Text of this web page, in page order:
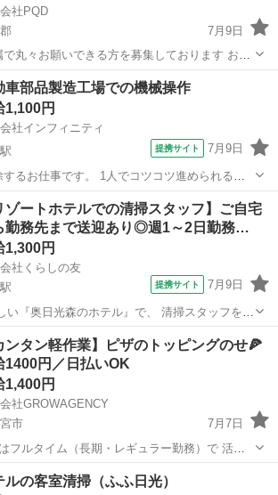
社PQD
7月9日
丸々お願いできる方を募集しております お客
部屋に入り、ホテルの客室清掃と同じように
ッドメイク、水回りの清掃補充、掃除機がけな
次に宿...
清掃 スタッフ
車部品製造工場での機械操作
1,100円
社インフィニティ
提携サイト 7月9日
るお仕事です。 1人でコツコツ進められる環
方にオススメ◎ 「今日はこの場所」
ように エリアごとに分けて清掃を行うため、
掃する...
高久駅
ゾートホテルでの清掃スタッフ】ご自宅
勤務先まで送迎あり◎週1～2日勤務…
1,300円
社くらしの友
提携サイト 7月9日
い『奥日光森のホテル』で、 清掃スタッフを募
セット等） ・ホテル館内の清掃 「行ってよ
、...
日光駅 清掃
ンタン軽作業】ピザのトッピングのせ🍕
1400円／日払いOK
1,400円
社GROWAGENCY
市
7月7日
フルタイム（長期・レギュラー勤務）で 活躍
た募集となっております。 「単発（スポッ
Wワーク）」を ご希望の方は対象外となりま
清掃 スポット
ルの客室清掃（ふふ日光）